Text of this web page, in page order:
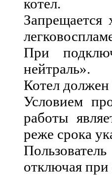
котел.
Запрещается
При
нейтраль».
Котел
Условием
работы
реже срока
отключая при